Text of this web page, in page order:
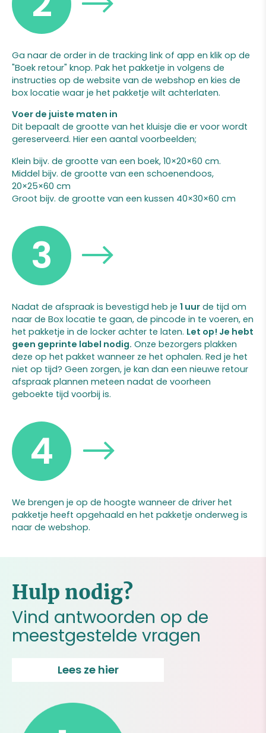
Ga naar de order in de tracking link of app en klik op de
"Boek retour" knop. Pak het pakketje in volgens de
instructies op de website van de webshop en kies de
box locatie waar je het pakketje wilt achterlaten.
Voer de juiste maten in
Dit bepaalt de grootte van het kluisje die er voor wordt
gereserveerd. Hier een aantal voorbeelden;
Klein bijv. de grootte van een boek, 10×20×60 cm.
Middel bijv. de grootte van een schoenendoos,
20×25×60 cm
Groot bijv. de grootte van een kussen 40×30×60 cm
3
Nadat de afspraak is bevestigd heb je1 uur de tijd om
naar de Box locatie te gaan, de pincode in te voeren, en
het pakketje in de locker achter te laten. Let op! Je hebt
geen geprinte label nodig. Onze bezorgers plakken
deze op het pakket wanneer ze het ophalen. Red je het
niet op tijd? Geen zorgen, je kan dan een nieuwe retour
afspraak plannen meteen nadat de voorheen
geboekte tijd voorbij is.
4
We brengen je op de hoogte wanneer de driver het
pakketje heeft opgehaald en het pakketje onderweg is
naar de webshop.
Hulp nodig?
Vind antwoorden op de
meestgestelde vragen
Lees ze hier